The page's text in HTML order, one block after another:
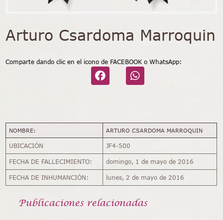
Arturo Csardoma Marroquin
Comparte dando clic en el icono de FACEBOOK o WhatsApp:
NOMBRE: ARTURO CSARDOMA MARROQUIN
UBICACIÓN JF4-500
FECHA DE FALLECIMIENTO: domingo, 1 de mayo de 2016
FECHA DE INHUMANCIÓN: lunes, 2 de mayo de 2016
Publicaciones relacionadas